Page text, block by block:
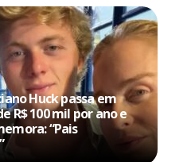
Huck passa em
R$ 100 mil por ano e
“Pais